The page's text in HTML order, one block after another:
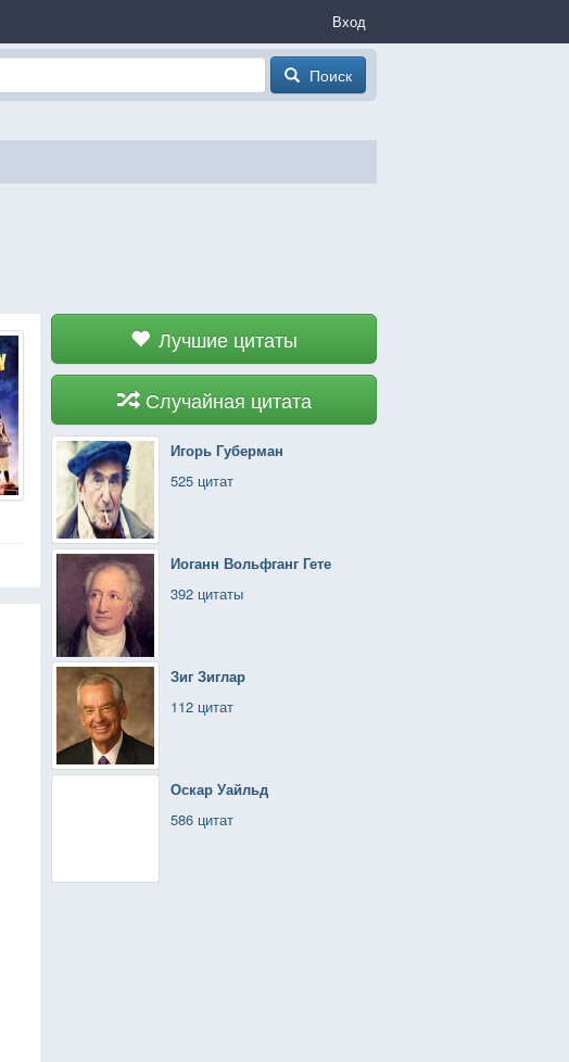
Вход
Поиск
Лучшие цитаты
Случайная цитата
Игорь Губерман
525 цитат
Иоганн Вольфганг Гете
392 цитаты
Зиг Зиглар
112 цитат
Оскар Уайльд
586 цитат